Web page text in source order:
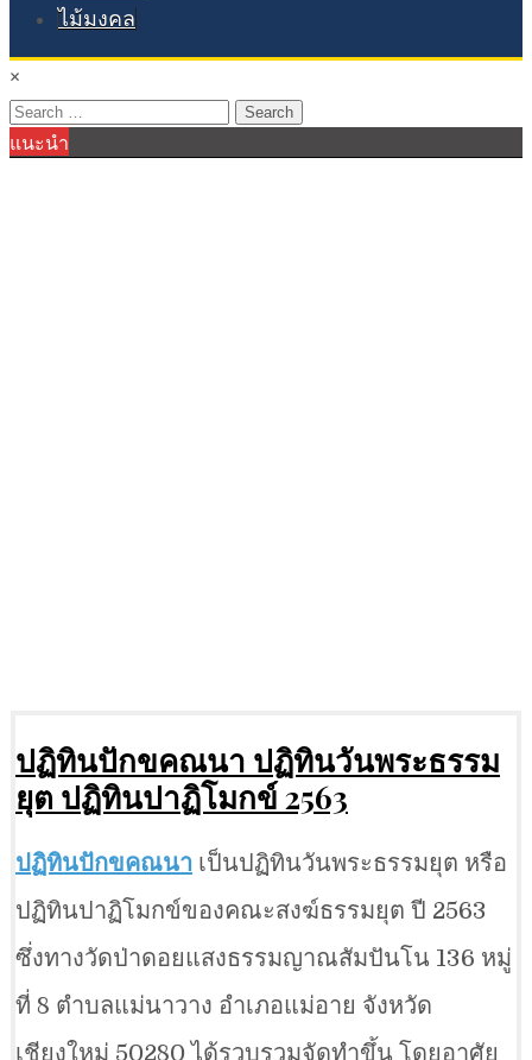
ไม้มงคล
×
Search
for:
แนะนำ
ปฏิทินปักขคณนา ปฏิทินวันพระธรรม
ยุต ปฏิทินปาฏิโมกข์ 2563
ปฏิทินปักขคณนา เป็นปฏิทินวันพระธรรมยุต หรือ
ปฏิทินปาฏิโมกข์ของคณะสงฆ์ธรรมยุต ปี 2563
ซึ่งทางวัดป่าดอยแสงธรรมญาณสัมปันโน 136 หมู่
ที่ 8 ตำบลแม่นาวาง อำเภอแม่อาย จังหวัด
เชียงใหม่ 50280 ได้รวบรวมจัดทำขึ้น โดยอาศัย